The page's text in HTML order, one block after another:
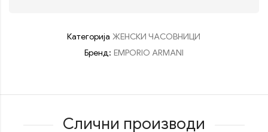
Категорија ЖЕНСКИ ЧАСОВНИЦИ
Бренд: EMPORIO ARMANI
Слични производи